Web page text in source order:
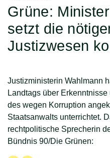
:
Grüne:
setzt die
Justizwesen
Justizministerin Wahlmann
Landtags über Erkenntnisse
des wegen Korruption
Staatsanwalts unterrichtet.
rechtpolitische Sprecherin
Bündnis 90/Die Grünen: